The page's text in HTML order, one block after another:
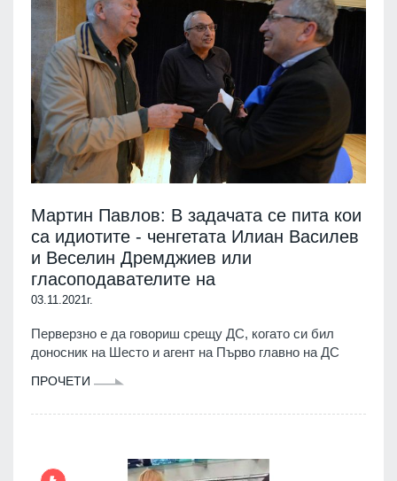
Мартин Павлов: В задачата се пита кои
са идиотите - ченгетата Илиан Василев
и Веселин Дремджиев или
гласоподавателите на
03.11.2021г.
Перверзно е да говориш срещу ДС, когато си бил
доносник на Шесто и агент на Първо главно на ДС
ПРОЧЕТИ